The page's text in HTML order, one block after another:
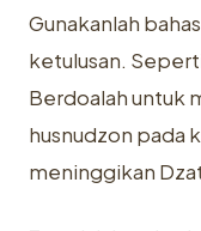
Gunakanlah
ketulusan.
Berdoalah untuk
husnudzon pada
meninggikan